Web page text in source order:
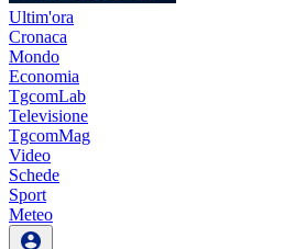
Ultim'ora
Cronaca
Mondo
Economia
TgcomLab
Televisione
TgcomMag
Video
Schede
Sport
Meteo